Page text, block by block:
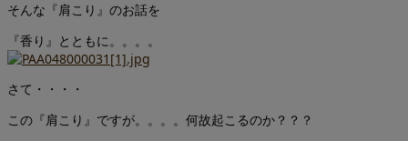
そんな『肩こり』のお話を
『香り』とともに。。。。
さて・・・・
この『肩こり』ですが。。。。何故起こるのか？？？